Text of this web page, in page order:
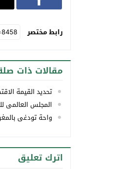
رابط مختصر
مقالات ذات
تحديد القيمة
المجلس العالمي
واحة تودغى
اترك تعليق